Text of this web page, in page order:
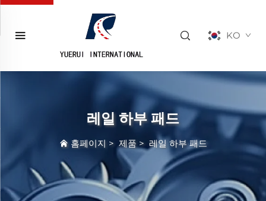
KO
레일 하부 패드
홈페이지 > 제품> 레일 하부 패드